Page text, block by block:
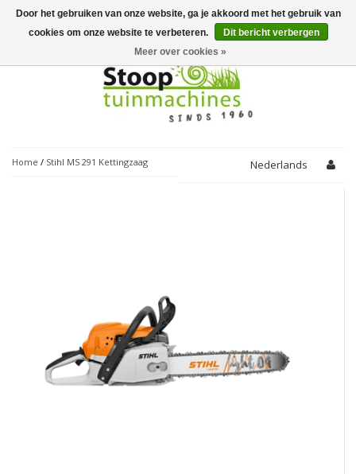
Toggle
navigation
Home / Stihl MS 291 Kettingzaag Nederlands
Door het gebruiken van onze website, ga je akkoord met het gebruik van
cookies om onze website te verbeteren.
Dit bericht verbergen
Meer over cookies »